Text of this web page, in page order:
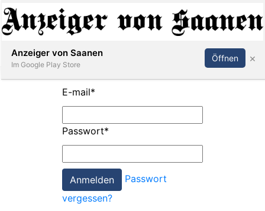
Abonnieren Anmelden
E-mail*
Passwort*
Passwort
vergessen?
Anzeiger von Saanen
Im Google Play Store
Öffnen ×